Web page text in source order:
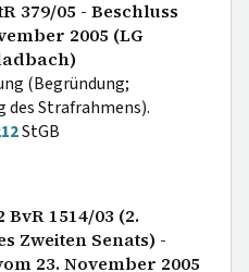
379/05 - Beschluss
2005 (LG
(Begründung;
des Strafrahmens).
StGB
BvR 1514/03 (2.
Zweiten Senats) -
23. November 2005